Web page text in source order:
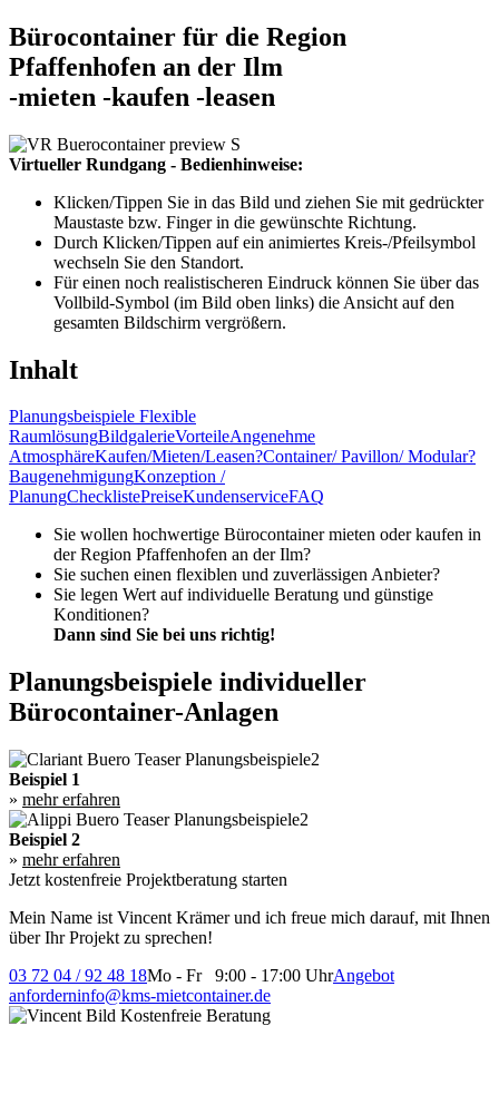
Bürocontainer für die Region
Pfaffenhofen an der Ilm
-mieten -kaufen -leasen
Virtueller Rundgang - Bedienhinweise:
Klicken/Tippen Sie in das Bild und ziehen Sie mit gedrückter
Maustaste bzw. Finger in die gewünschte Richtung.
Durch Klicken/Tippen auf ein animiertes Kreis-/Pfeilsymbol
wechseln Sie den Standort.
Für einen noch realistischeren Eindruck können Sie über das
Vollbild-Symbol (im Bild oben links) die Ansicht auf den
gesamten Bildschirm vergrößern.
Inhalt
Planungsbeispiele Flexible
RaumlösungBildgalerieVorteileAngenehme
AtmosphäreKaufen/Mieten/Leasen?Container/ Pavillon/ Modular?
BaugenehmigungKonzeption /
PlanungChecklistePreiseKundenserviceFAQ
Sie wollen hochwertige Bürocontainer mieten oder kaufen in
der Region Pfaffenhofen an der Ilm?
Sie suchen einen flexiblen und zuverlässigen Anbieter?
Sie legen Wert auf individuelle Beratung und günstige
Konditionen?
Dann sind Sie bei uns richtig!
Planungsbeispiele individueller
Bürocontainer-Anlagen
Beispiel 1
» mehr erfahren
Beispiel 2
» mehr erfahren
Jetzt kostenfreie Projektberatung starten
Mein Name ist Vincent Krämer und ich freue mich darauf, mit Ihnen
über Ihr Projekt zu sprechen!
03 72 04 / 92 48 18Mo - Fr 9:00 - 17:00 UhrAngebot
anforderninfo@kms-mietcontainer.de